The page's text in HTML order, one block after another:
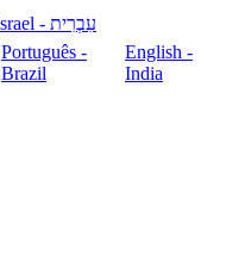
עִבְרִית - Israel
Português -
Brazil
English -
India